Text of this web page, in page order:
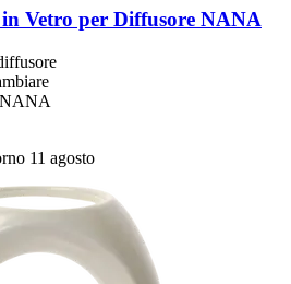
Vetro per Diffusore NANA
11 agosto